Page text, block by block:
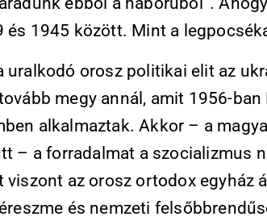
és 1945 között. Mint a
uralkodó orosz politikai elit az
megy annál, amit 1956-ban
alkalmaztak. Akkor – a
– a forradalmat a szocializmus
viszont az orosz ortodox egyház
és nemzeti